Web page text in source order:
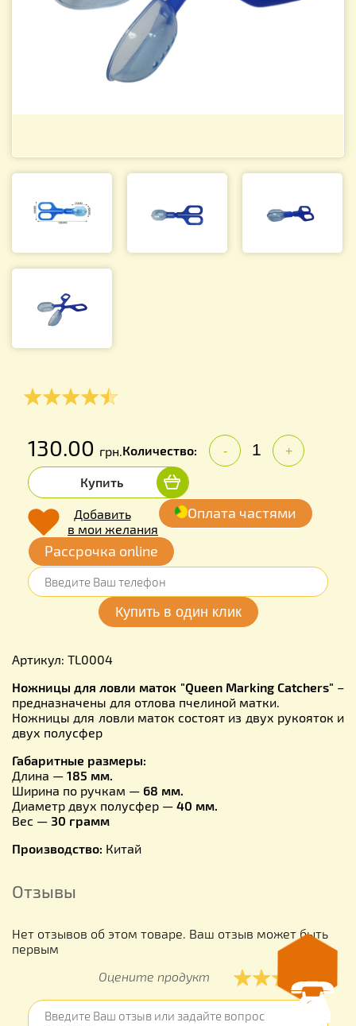
130.00 грн.Количество: - +
Купить
Добавить
в мои желания
Оплата частями
Рассрочка online
Артикул: TL0004
Ножницы для ловли маток "Queen Marking Catchers" –
предназначены для отлова пчелиной матки.
Ножницы для ловли маток состоят из двух рукояток и
двух полусфер
Габаритные размеры:
Длина — 185 мм.
Ширина по ручкам — 68 мм.
Диаметр двух полусфер — 40 мм.
Вес — 30 грамм
Производство: Китай
Отзывы
Нет отзывов об этом товаре. Ваш отзыв может быть
первым
Оцените продукт